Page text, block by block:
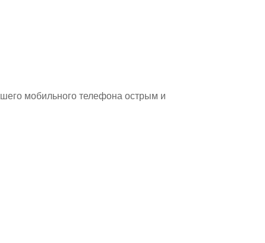
мобильного телефона острым и